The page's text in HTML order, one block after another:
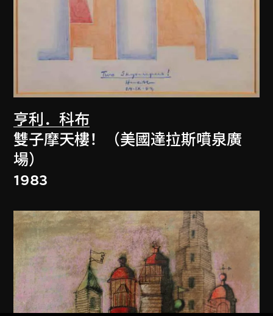
亨利．科布
雙子摩天樓！（美國達拉斯噴泉廣
場）
1983